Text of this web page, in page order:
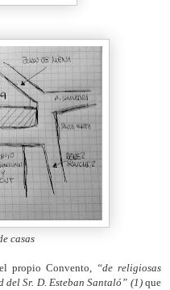
casas
propio Convento, “de religiosas
del Sr. D. Esteban Santaló” (1)que